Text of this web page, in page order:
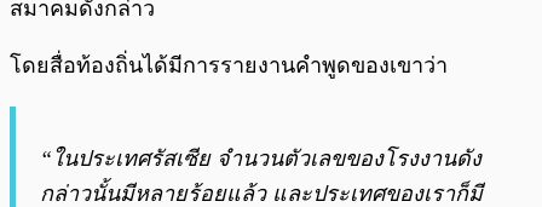
สมาคมดังกล่าว
โดยสื่อท้องถิ่นได้มีการรายงานคำพูดของเขาว่า
“ในประเทศรัสเซีย จำนวนตัวเลขของโรงงานดัง
กล่าวนั้นมีหลายร้อยแล้ว และประเทศของเราก็มี